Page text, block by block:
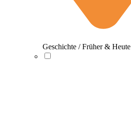
Geschichte / Früher & Heute